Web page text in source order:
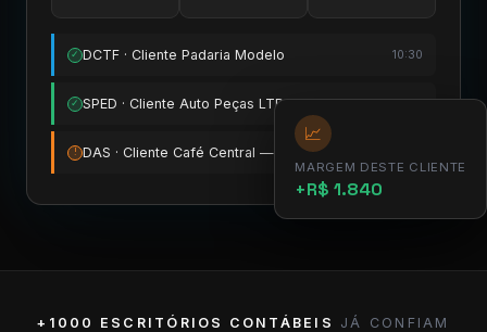
✓ DCTF · Cliente Padaria Modelo 10:30
✓ SPED · Cliente Auto Peças LTDA 11:15
! DAS · Cliente Café Central — vence amanhã
📈
MARGEM DESTE CLIENTE
+R$ 1.840
+1000 ESCRITÓRIOS CONTÁBEIS
JÁ CONFIAM